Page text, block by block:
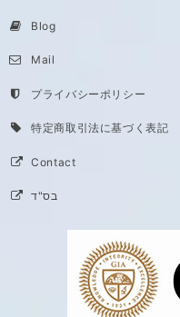
Blog
Mail
プライバシーポリシー
特定商取引法に基づく表記
Contact
בס"ד